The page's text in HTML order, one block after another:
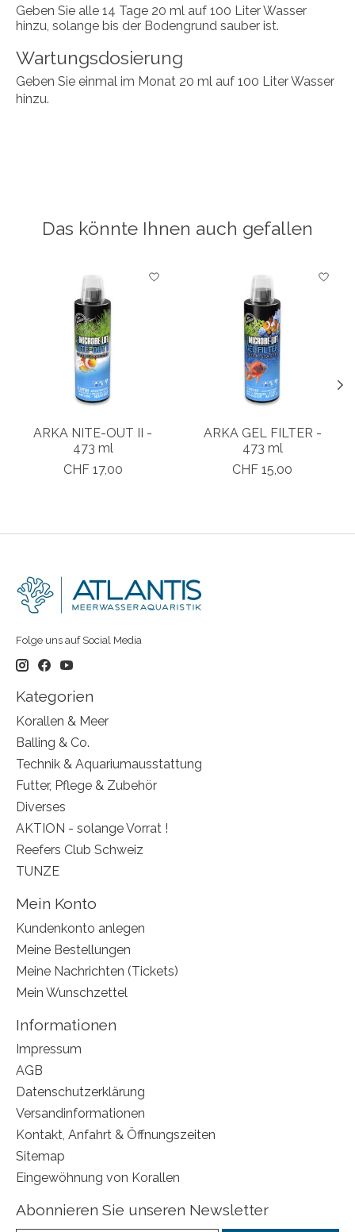
Geben Sie alle 14 Tage 20 ml auf 100 Liter Wasser
hinzu, solange bis der Bodengrund sauber ist.
Wartungsdosierung
Geben Sie einmal im Monat 20 ml auf 100 Liter Wasser
hinzu.
Das könnte Ihnen auch gefallen
Produkt-Karussell-Artikel
ARKA NITE-OUT II -
473 ml
CHF 17,00
ARKA GEL FILTER -
473 ml
CHF 15,00
Folge uns auf Social Media
Kategorien
Korallen & Meer
Balling & Co.
Technik & Aquariumausstattung
Futter, Pflege & Zubehör
Diverses
AKTION - solange Vorrat !
Reefers Club Schweiz
TUNZE
Mein Konto
Kundenkonto anlegen
Meine Bestellungen
Meine Nachrichten (Tickets)
Mein Wunschzettel
Informationen
Impressum
AGB
Datenschutzerklärung
Versandinformationen
Kontakt, Anfahrt & Öffnungszeiten
Sitemap
Eingewöhnung von Korallen
Abonnieren Sie unseren Newsletter